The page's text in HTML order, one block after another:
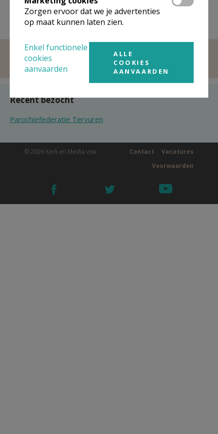
Recent bezocht
Parochiefederatie Tervuren
© 2026 Kerk en Media vzw Vacatures
Contact
Voorwaarden
Zorgen ervoor dat we je advertenties
op maat kunnen laten zien.
Enkel functionele
cookies
aanvaarden
ALLE
COOKIES
AANVAARDEN